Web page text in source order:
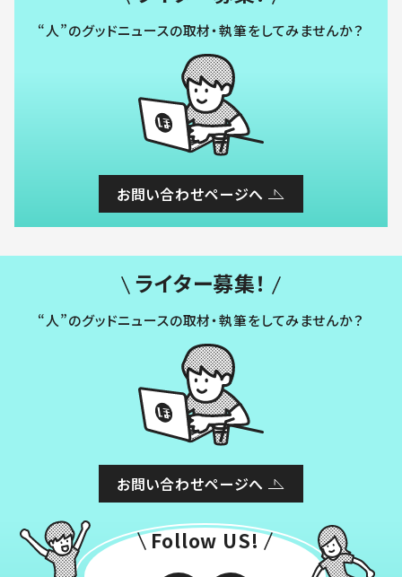
“人”のグッドニュースの取材・執筆をしてみませんか？
お問い合わせページへ
ライター募集！
“人”のグッドニュースの取材・執筆をしてみませんか？
お問い合わせページへ
Follow US!